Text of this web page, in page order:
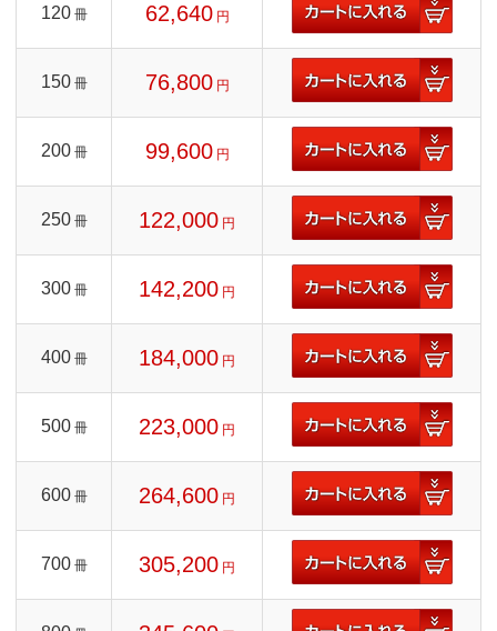
120 冊 62,640 円
150 冊 76,800 円
200 冊 99,600 円
250 冊 122,000 円
300 冊 142,200 円
400 冊 184,000 円
500 冊 223,000 円
600 冊 264,600 円
700 冊 305,200 円